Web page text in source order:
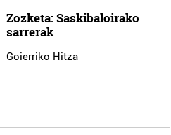
Zozketa: Saskibaloirako
sarrerak
Goierriko Hitza